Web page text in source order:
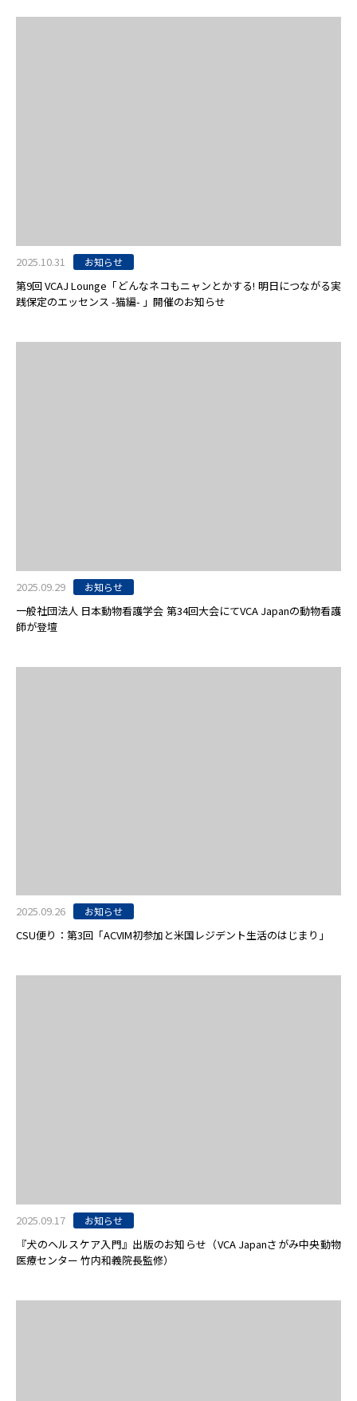
2025.10.31 お知らせ
第9回 VCAJ Lounge「どんなネコもニャンとかする! 明日につながる実
践保定のエッセンス -猫編- 」開催のお知らせ
2025.09.29 お知らせ
一般社団法人 日本動物看護学会 第34回大会にてVCA Japanの動物看護
師が登壇
2025.09.26 お知らせ
CSU便り：第3回「ACVIM初参加と米国レジデント生活のはじまり」
2025.09.17 お知らせ
『犬のヘルスケア入門』出版のお知らせ（VCA Japanさがみ中央動物
医療センター 竹内和義院長監修）